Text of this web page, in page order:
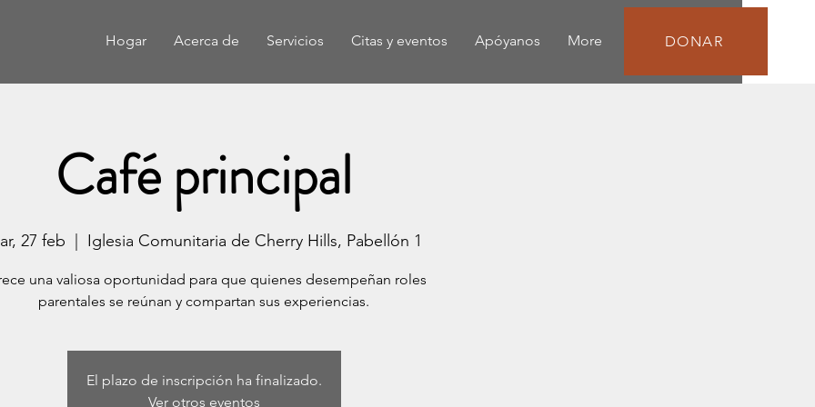
Hogar Acerca de Servicios Citas y eventos Apóyanos More DONAR
Café principal
27 feb Iglesia Comunitaria de Cherry Hills, Pabellón 1
una valiosa oportunidad para que quienes desempeñan roles
parentales se reúnan y compartan sus experiencias.
El plazo de inscripción ha finalizado.
Ver otros eventos